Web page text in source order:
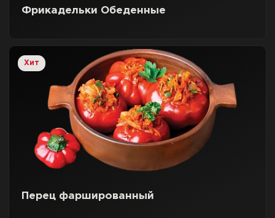
Фрикадельки Обеденные
Хит
Перец фаршированный